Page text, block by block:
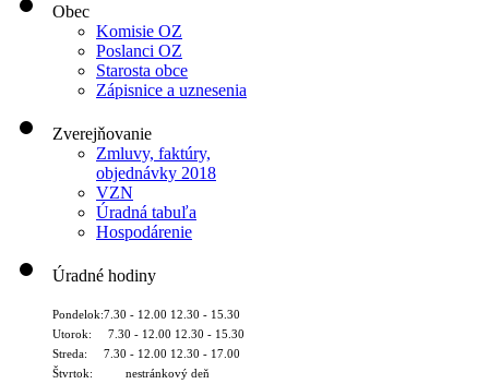
Obec
Komisie OZ
Poslanci OZ
Starosta obce
Zápisnice a uznesenia
Zverejňovanie
Zmluvy, faktúry,
objednávky 2018
VZN
Úradná tabuľa
Hospodárenie
Úradné hodiny
Pondelok:7.30 - 12.00 12.30 - 15.30
Utorok: 7.30 - 12.00 12.30 - 15.30
Streda: 7.30 - 12.00 12.30 - 17.00
Štvrtok: nestránkový deň